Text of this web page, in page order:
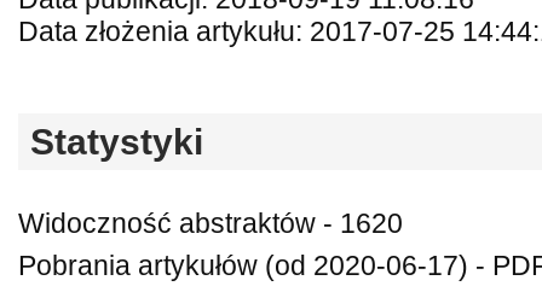
Data złożenia artykułu: 2017-07-25
Statystyki
Widoczność abstraktów - 1620
Pobrania artykułów (od 2020-06-17) -